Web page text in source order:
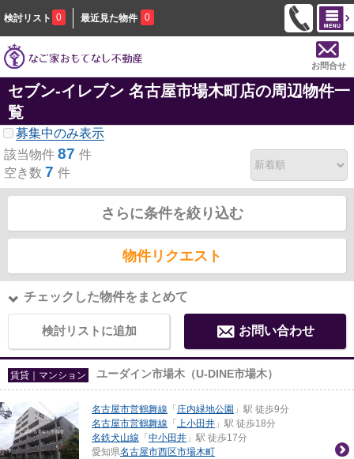
検討リスト 0 最近見た物件 0
お問合せ
セブン‐イレブン 名古屋市場木町店の周辺物件一
覧
募集中のみ表示
該当物件 87 件
空き数 7 件
さらに条件を絞り込む
物件リクエスト
チェックした物件をまとめて
検討リストに追加 お問い合わせ
賃貸｜マンション ユーダイン市場木（U-DINE市場木）
名古屋市営鶴舞線 「 庄内緑地公園 」駅 徒歩9分
名古屋市営鶴舞線 「 上小田井 」駅 徒歩18分
名鉄犬山線 「 中小田井 」駅 徒歩17分
愛知県名古屋市西区市場木町